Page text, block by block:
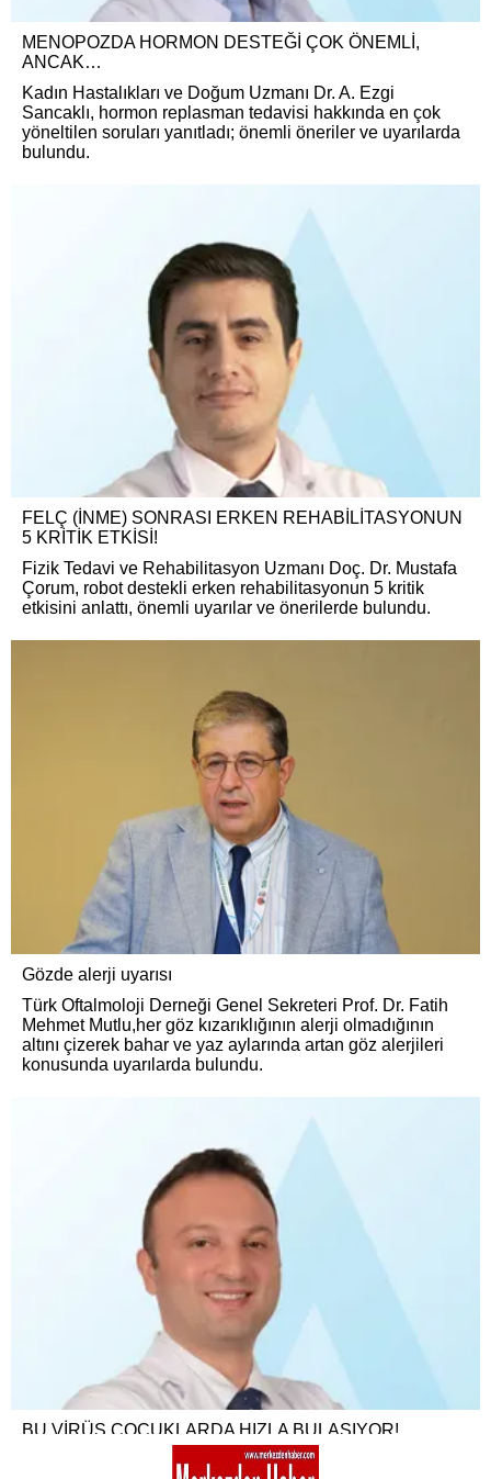
MENOPOZDA HORMON DESTEĞİ ÇOK ÖNEMLİ,
ANCAK…
Kadın Hastalıkları ve Doğum Uzmanı Dr. A. Ezgi
Sancaklı, hormon replasman tedavisi hakkında en çok
yöneltilen soruları yanıtladı; önemli öneriler ve uyarılarda
bulundu.
FELÇ (İNME) SONRASI ERKEN REHABİLİTASYONUN
5 KRİTİK ETKİSİ!
Fizik Tedavi ve Rehabilitasyon Uzmanı Doç. Dr. Mustafa
Çorum, robot destekli erken rehabilitasyonun 5 kritik
etkisini anlattı, önemli uyarılar ve önerilerde bulundu.
Gözde alerji uyarısı
Türk Oftalmoloji Derneği Genel Sekreteri Prof. Dr. Fatih
Mehmet Mutlu,her göz kızarıklığının alerji olmadığının
altını çizerek bahar ve yaz aylarında artan göz alerjileri
konusunda uyarılarda bulundu.
BU VİRÜS ÇOCUKLARDA HIZLA BULAŞIYOR!
Acıbadem Kartal Hastanesi Çocuk Sağlığı ve Hastalıkları